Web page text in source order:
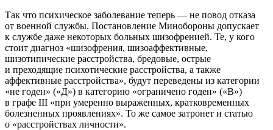
Так что психическое заболевание теперь — не повод отказа
от военной службы. Постановление Минобороны допускает
к службе даже некоторых больных шизофренией. Те, у кого
стоит диагноз «шизофрения, шизоаффективные,
шизотипические расстройства, бредовые, острые
и преходящие психотические расстройства, а также
аффективные расстройства», будут переведены из категории
«не годен» («Д») в категорию «ограничено годен» («В»)
в графе III «при умеренно выраженных, кратковременных
болезненных проявлениях». То же самое затронет и статью
о «расстройствах личности».